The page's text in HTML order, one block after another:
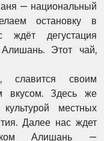
— национальный
остановку в
ждёт дегустация
Алишань. Этот чай,
славится своим
вкусом. Здесь же
местных
Далее нас ждет
Алишань —